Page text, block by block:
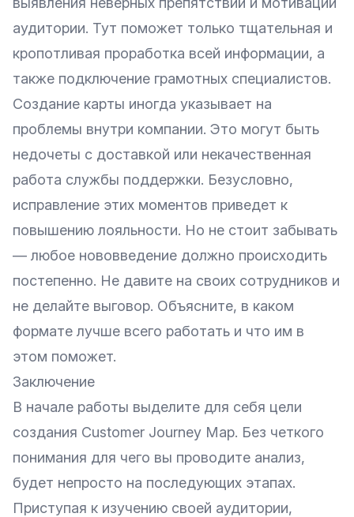
аудитории. Тут поможет только тщательная и
кропотливая проработка всей информации, а
также подключение грамотных специалистов.
Создание карты иногда указывает на
проблемы внутри компании. Это могут быть
недочеты с доставкой или некачественная
работа службы поддержки. Безусловно,
исправление этих моментов приведет к
повышению лояльности. Но не стоит забывать
— любое нововведение должно происходить
постепенно. Не давите на своих сотрудников и
не делайте выговор. Объясните, в каком
формате лучше всего работать и что им в
этом поможет.
Заключение
В начале работы выделите для себя цели
создания Customer Journey Map. Без четкого
понимания для чего вы проводите анализ,
будет непросто на последующих этапах.
Приступая к изучению своей аудитории,